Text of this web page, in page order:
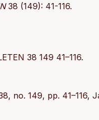
38 (149): 41-116.
38 149 41–116.
no. 149, pp. 41–116,